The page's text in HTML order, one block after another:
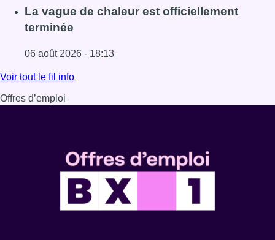
Lire l'article À Bruxelles, le blocus s’invite dans des lieux
La vague de chaleur est officiellement
terminée
06 août 2026 - 18:13
Lire l'article La vague de chaleur est officiellement
Voir tout le fil info
Offres d’emploi